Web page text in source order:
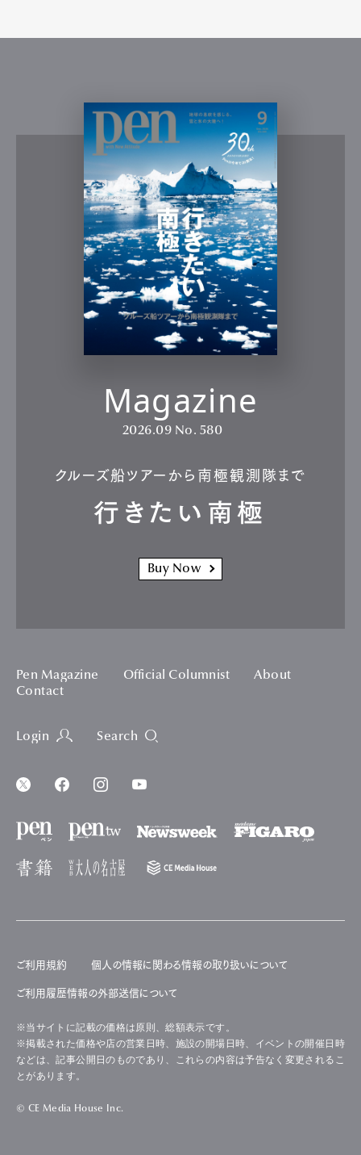
Magazine
2026.09 No. 580
クルーズ船ツアーから南極観測隊まで
行きたい南極
Buy Now
Pen Magazine Official Columnist
About
Contact
Login Search
ご利用規約 個人の情報に関わる情報の取り扱いについて
ご利用履歴情報の外部送信について
※当サイトに記載の価格は原則、総額表示です。
※掲載された価格や店の営業日時、施設の開場日時、イベントの開催日時
などは、記事公開日のものであり、これらの内容は予告なく変更されるこ
とがあります。
© CE Media House Inc.